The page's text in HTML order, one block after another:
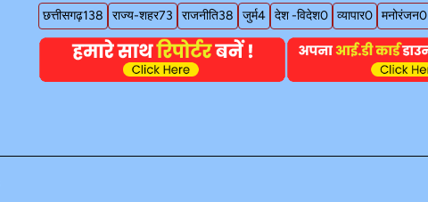
छत्तीसगढ़138 राज्य-शहर73 राजनीति38 जुर्म4 देश -विदेश0 व्यापार0 मनोरंजन0